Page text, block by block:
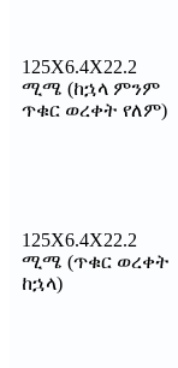
125X6.4X22.2
ሚሜ (ከኋላ ምንም
ጥቁር ወረቀት የለም)
125X6.4X22.2
ሚሜ (ጥቁር ወረቀት
ከኋላ)